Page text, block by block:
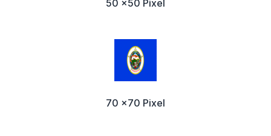
50 x50 Pixel
70 x70 Pixel